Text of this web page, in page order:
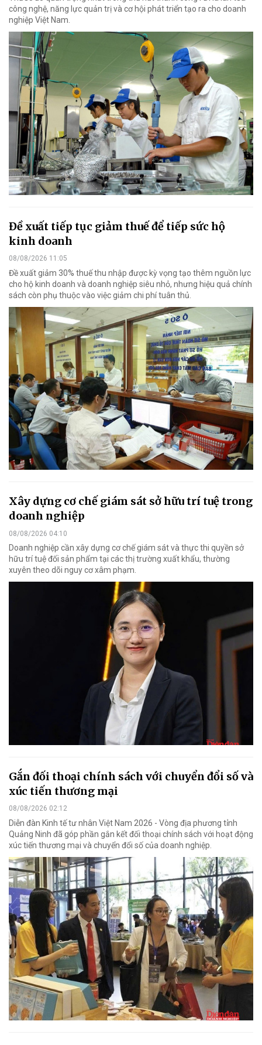
công nghệ, năng lực quản trị và cơ hội phát triển tạo ra cho doanh
nghiệp Việt Nam.
Đề xuất tiếp tục giảm thuế để tiếp sức hộ
kinh doanh
08/08/2026 11:05
Đề xuất giảm 30% thuế thu nhập được kỳ vọng tạo thêm nguồn lực
cho hộ kinh doanh và doanh nghiệp siêu nhỏ, nhưng hiệu quả chính
sách còn phụ thuộc vào việc giảm chi phí tuân thủ.
Xây dựng cơ chế giám sát sở hữu trí tuệ trong
doanh nghiệp
08/08/2026 04:10
Doanh nghiệp cần xây dựng cơ chế giám sát và thực thi quyền sở
hữu trí tuệ đối sản phẩm tại các thị trường xuất khẩu, thường
xuyên theo dõi nguy cơ xâm phạm.
Gắn đối thoại chính sách với chuyển đổi số và
xúc tiến thương mại
08/08/2026 02:12
Diễn đàn Kinh tế tư nhân Việt Nam 2026 - Vòng địa phương tỉnh
Quảng Ninh đã góp phần gắn kết đối thoại chính sách với hoạt động
xúc tiến thương mại và chuyển đổi số của doanh nghiệp.